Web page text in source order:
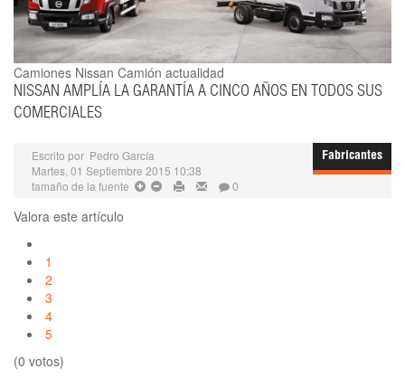
Camiones Nissan Camión actualidad
NISSAN AMPLÍA LA GARANTÍA A CINCO AÑOS EN TODOS SUS
COMERCIALES
Fabricantes
Escrito por Pedro García
Martes, 01 Septiembre 2015 10:38
tamaño de la fuente
0
Valora este artículo
1
2
3
4
5
(0 votos)